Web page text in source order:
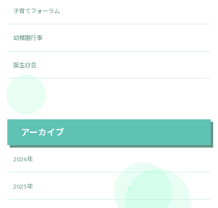
子育てフォーラム
幼稚園行事
誕生日会
アーカイブ
2026年
2025年